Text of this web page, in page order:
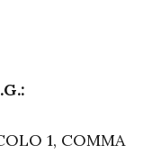
1, COMMA